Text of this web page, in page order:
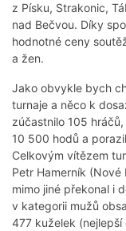
z Písku, Strakonic,
nad Bečvou. Díky
hodnotné ceny
a žen.
Jako obvykle bych
turnaje a něco k
zúčastnilo 105
10 500 hodů a
Celkovým vítězem
Petr Hamerník
mimo jiné překonal i
v kategorii mužů
477 kuželek